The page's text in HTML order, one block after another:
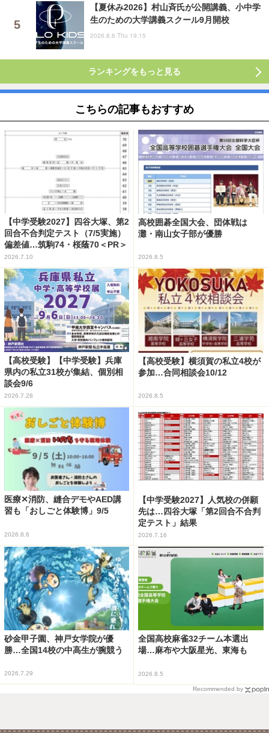
【夏休み2026】村山斉氏が公開講義、小中学
生のための大学講義スクール9月開校
2026.8.6 Thu 19:15
ランキングをもっと見る
こちらの記事もおすすめ
【中学受験2027】四谷大塚、第2
回合不合判定テスト（7/5実施）
偏差値…筑駒74・桜蔭70＜PR＞
2026.7.10
高校囲碁全国大会、団体戦は
灘・南山女子部が優勝
2026.8.5
【高校受験】【中学受験】兵庫
県内の私立31校が集結、個別相
談会9/6
2026.7.28
【高校受験】横須賀の私立4校が
参加…合同相談会10/12
2026.8.5
医療✕消防、縫合デモやAED講
習も「おしごと体験博」9/5
2026.8.6
【中学受験2027】人気校の併願
先は…四谷大塚「第2回合不合判
定テスト」結果
2026.7.16
砂金甲子園、神戸女学院が優
勝…全国14校の中高生が腕競う
2026.7.29
全国高校麻雀32チーム本選出
場…麻布や大阪星光、東海も
2026.8.5
Recommended by